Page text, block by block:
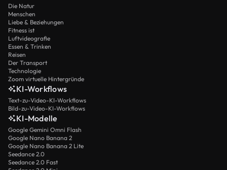
Die Natur
Menschen
Liebe & Beziehungen
Fitness ist
Luftvideografie
Essen & Trinken
Reisen
Der Transport
Technologie
Zoom virtuelle Hintergründe
KI-Workflows
Text-zu-Video-KI-Workflows
Bild-zu-Video-KI-Workflows
KI-Modelle
Google Gemini Omni Flash
Google Nano Banana 2
Google Nano Banana 2 Lite
Seedance 2.0
Seedance 2.0 Fast